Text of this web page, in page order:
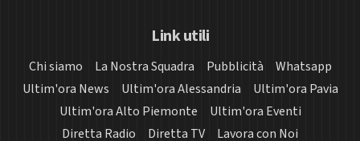
Link utili
Chi siamo La Nostra Squadra Pubblicità
Whatsapp
Ultim'ora News
Ultim'ora Alessandria
Ultim'ora Pavia
Ultim'ora Alto Piemonte
Ultim'ora Eventi
Diretta Radio
Diretta TV Lavora con Noi